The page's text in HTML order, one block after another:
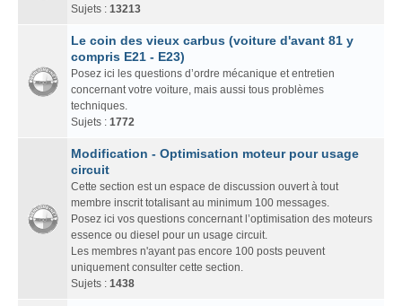
Sujets : 13213
Le coin des vieux carbus (voiture d'avant 81 y
compris E21 - E23)
Posez ici les questions d’ordre mécanique et entretien
concernant votre voiture, mais aussi tous problèmes
techniques.
Sujets : 1772
Modification - Optimisation moteur pour usage
circuit
Cette section est un espace de discussion ouvert à tout
membre inscrit totalisant au minimum 100 messages.
Posez ici vos questions concernant l’optimisation des moteurs
essence ou diesel pour un usage circuit.
Les membres n'ayant pas encore 100 posts peuvent
uniquement consulter cette section.
Sujets : 1438